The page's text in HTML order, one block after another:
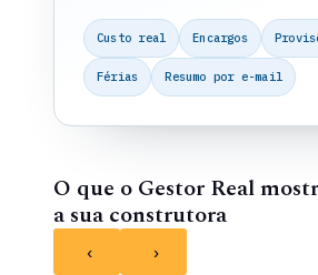
Custo real Encargos
Férias Resumo por e-mail
O que o Gestor Real
a sua construtora
‹ ›